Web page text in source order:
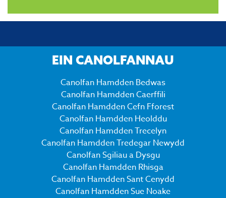
EIN CANOLFANNAU
Canolfan Hamdden Bedwas
Canolfan Hamdden Caerffili
Canolfan Hamdden Cefn Fforest
Canolfan Hamdden Heolddu
Canolfan Hamdden Trecelyn
Canolfan Hamdden Tredegar Newydd
Canolfan Sgiliau a Dysgu
Canolfan Hamdden Rhisga
Canolfan Hamdden Sant Cenydd
Canolfan Hamdden Sue Noake